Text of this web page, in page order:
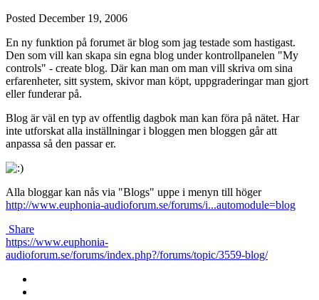
Posted December 19, 2006
En ny funktion på forumet är blog som jag testade som hastigast.
Den som vill kan skapa sin egna blog under kontrollpanelen "My
controls" - create blog. Där kan man om man vill skriva om sina
erfarenheter, sitt system, skivor man köpt, uppgraderingar man gjort
eller funderar på.
Blog är väl en typ av offentlig dagbok man kan föra på nätet. Har
inte utforskat alla inställningar i bloggen men bloggen går att
anpassa så den passar er.
Alla bloggar kan nås via "Blogs" uppe i menyn till höger
http://www.euphonia-audioforum.se/forums/i...automodule=blog
Share
https://www.euphonia-
audioforum.se/forums/index.php?/forums/topic/3559-blog/